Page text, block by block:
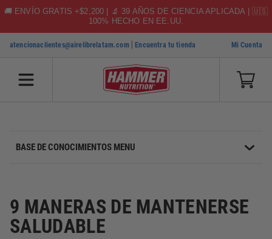
🚚 ENVÍO GRATIS +$2,200 | 🔬 39 AÑOS DE CIENCIA APLICADA | 🇺🇸
100% HECHO EN EE.UU.
SKIP TO CONTENT
atencionaclientes@airelibrelatam.com |Encuentra tu tienda Mi Cuenta
BASE DE CONOCIMIENTOS MENU
9 MANERAS DE MANTENERSE
SALUDABLE